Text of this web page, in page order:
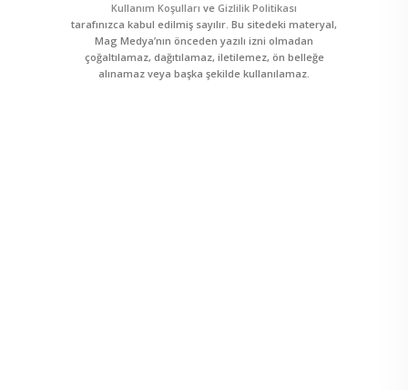
Kullanım Koşulları ve Gizlilik Politikası
tarafınızca kabul edilmiş sayılır. Bu sitedeki materyal,
Mag Medya’nın önceden yazılı izni olmadan
çoğaltılamaz, dağıtılamaz, iletilemez, ön belleğe
alınamaz veya başka şekilde kullanılamaz.